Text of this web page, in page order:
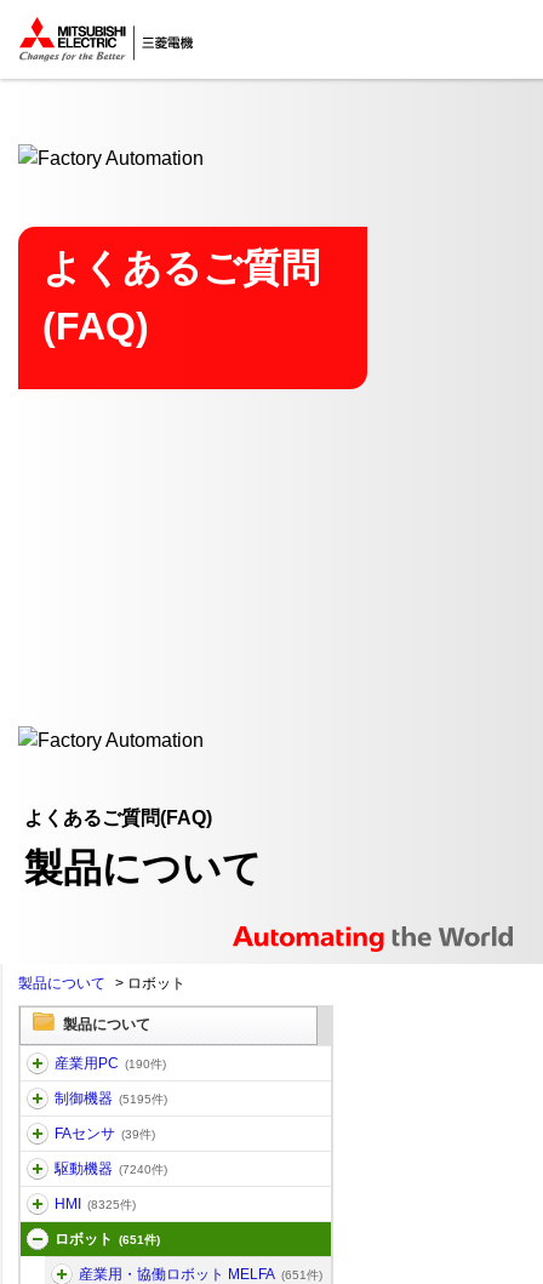
ここから本文
よくあるご質問
(FAQ)
よくあるご質問(FAQ)
製品について
製品について > ロボット
製品について
産業用PC (190件)
制御機器 (5195件)
FAセンサ (39件)
駆動機器 (7240件)
HMI (8325件)
ロボット (651件)
産業用・協働ロボット MELFA (651件)